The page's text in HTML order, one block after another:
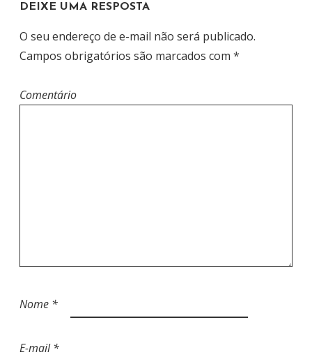
D
E
P
S
DEIXE UMA RESPOSTA
O seu endereço de e-mail não será publicado.
Campos obrigatórios são marcados com *
Comentário
Nome *
E-mail*